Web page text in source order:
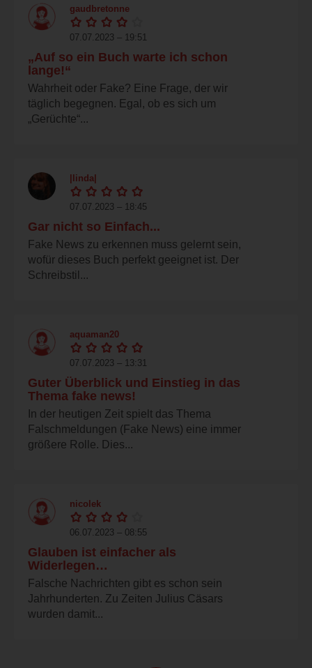
gaudbretonne
07.07.2023 – 19:51
„Auf so ein Buch warte ich schon
lange!“
Wahrheit oder Fake? Eine Frage, der wir
täglich begegnen. Egal, ob es sich um
„Gerüchte“...
|linda|
07.07.2023 – 18:45
Gar nicht so Einfach...
Fake News zu erkennen muss gelernt sein,
wofür dieses Buch perfekt geeignet ist. Der
Schreibstil...
aquaman20
07.07.2023 – 13:31
Guter Überblick und Einstieg in das
Thema fake news!
In der heutigen Zeit spielt das Thema
Falschmeldungen (Fake News) eine immer
größere Rolle. Dies...
nicolek
06.07.2023 – 08:55
Glauben ist einfacher als
Widerlegen…
Falsche Nachrichten gibt es schon sein
Jahrhunderten. Zu Zeiten Julius Cäsars
wurden damit...